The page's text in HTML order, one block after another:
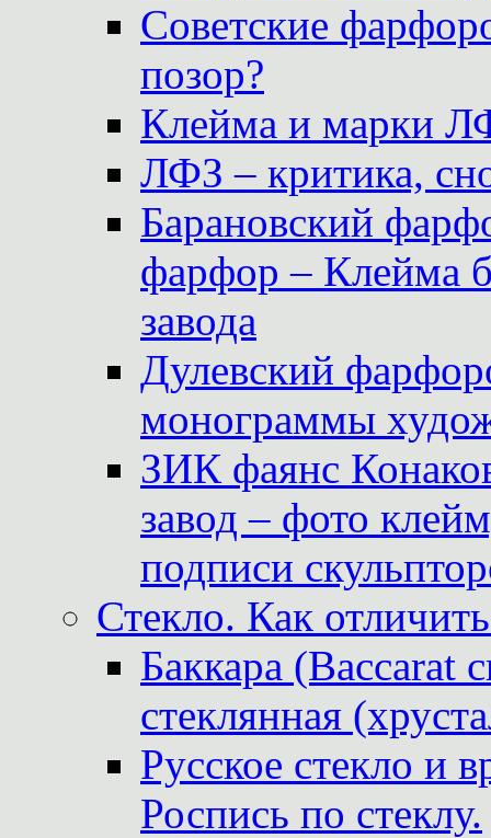
Советские
позор?
Клейма и марки
ЛФЗ – критика,
Барановский
фарфор – Клейма
завода
Дулевский
монограммы
ЗИК фаянс
завод – фото
подписи
Стекло. Как
Баккара (Baccarat
стеклянная
Русское стекло и
Роспись по стеклу.